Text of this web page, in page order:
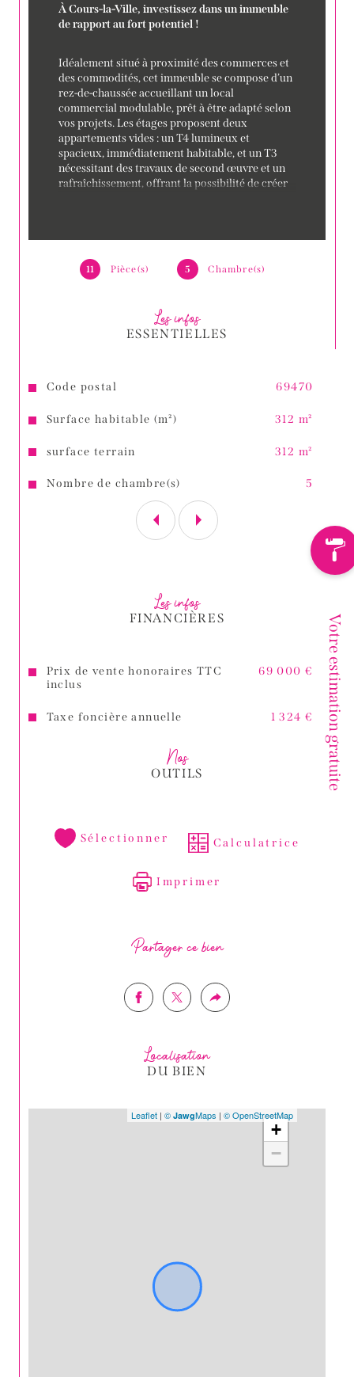
Votre estimation gratuite
11 Pièce(s) 5 Chambre(s)
Les infos
ESSENTIELLES
Caractéristiques Valeurs
Code postal 69470
Surface habitable (m²) 312 m²
surface terrain 312 m²
Nombre de chambre(s) 5
À Cours-la-Ville, investissez dans un immeuble
de rapport au fort potentiel !
Idéalement situé à proximité des commerces et
des commodités, cet immeuble se compose d’un
rez-de-chaussée accueillant un local
commercial modulable, prêt à être adapté selon
vos projets. Les étages proposent deux
appartements vides : un T4 lumineux et
spacieux, immédiatement habitable, et un T3
nécessitant des travaux de second œuvre et un
rafraîchissement, offrant la possibilité de créer
maximiser son rendement, en alliant flexibilité
et potentiel de valorisation. Pour plus
d'information, contactez Matéo au
À visiter sans tarder !
Les infos
FINANCIÈRES
Prix de vente honoraires TTC
inclus
69 000 €
Taxe foncière annuelle 1 324 €
Nos
OUTILS
Sélectionner Calculatrice
Imprimer
Partager ce bien
Localisation
DU BIEN
+
−
Leaflet | © JawgMaps | © OpenStreetMap